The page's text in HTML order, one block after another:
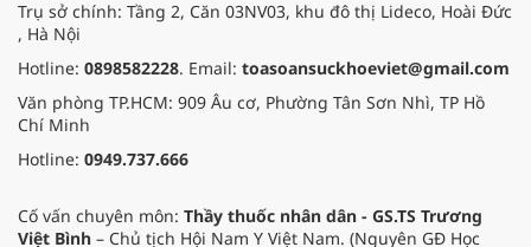
Trụ sở chính: Tầng 2, Căn 03NV03, khu đô thị Lideco, Hoài Đức
, Hà Nội
Hotline: 0898582228. Email: toasoansuckhoeviet@gmail.com
Văn phòng TP.HCM: 909 Âu cơ, Phường Tân Sơn Nhì, TP Hồ
Chí Minh
Hotline: 0949.737.666
Cố vấn chuyên môn: Thầy thuốc nhân dân - GS.TS Trương
Việt Bình – Chủ tịch Hội Nam Y Việt Nam. (Nguyên GĐ Học